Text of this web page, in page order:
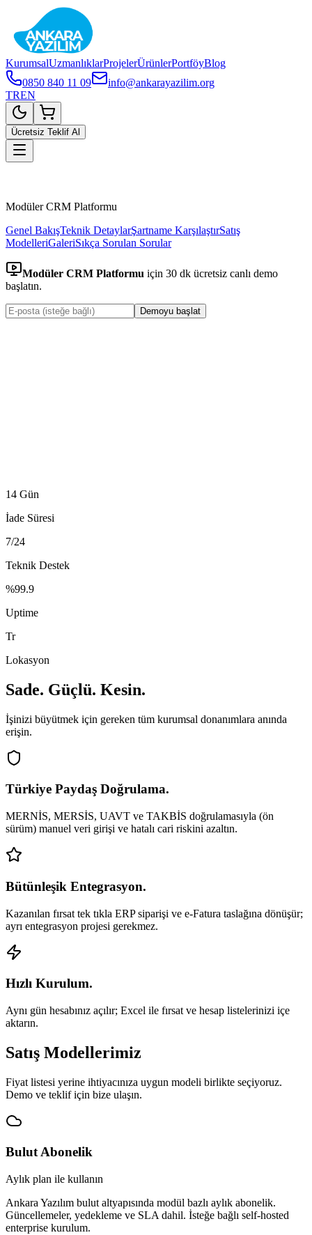
KurumsalUzmanlıklarProjelerÜrünlerPortföyBlog
0850 840 11 09
info@ankarayazilim.org
TREN
Ücretsiz Teklif Al
Modüler CRM Platformu
Demo Talep Et
Modüler CRM Platformu
Genel BakışTeknik DetaylarŞartname KarşılaştırSatış
ModelleriGaleriSıkça Sorulan Sorular
Modüler CRM Platformu için 30 dk ücretsiz canlı demo
başlatın.
Demoyu başlat
14 Gün
İade Süresi
7/24
Teknik Destek
%99.9
Uptime
Tr
Lokasyon
Sade. Güçlü. Kesin.
İşinizi büyütmek için gereken tüm kurumsal donanımlara anında
erişin.
Türkiye Paydaş Doğrulama.
MERNİS, MERSİS, UAVT ve TAKBİS doğrulamasıyla (ön
sürüm) manuel veri girişi ve hatalı cari riskini azaltın.
Bütünleşik Entegrasyon.
Kazanılan fırsat tek tıkla ERP siparişi ve e-Fatura taslağına dönüşür;
ayrı entegrasyon projesi gerekmez.
Hızlı Kurulum.
Aynı gün hesabınız açılır; Excel ile fırsat ve hesap listelerinizi içe
aktarın.
Satış Modellerimiz
Fiyat listesi yerine ihtiyacınıza uygun modeli birlikte seçiyoruz.
Demo ve teklif için bize ulaşın.
Bulut Abonelik
Aylık plan ile kullanın
Ankara Yazılım bulut altyapısında modül bazlı aylık abonelik.
Güncellemeler, yedekleme ve SLA dahil. İsteğe bağlı self-hosted
enterprise kurulum.